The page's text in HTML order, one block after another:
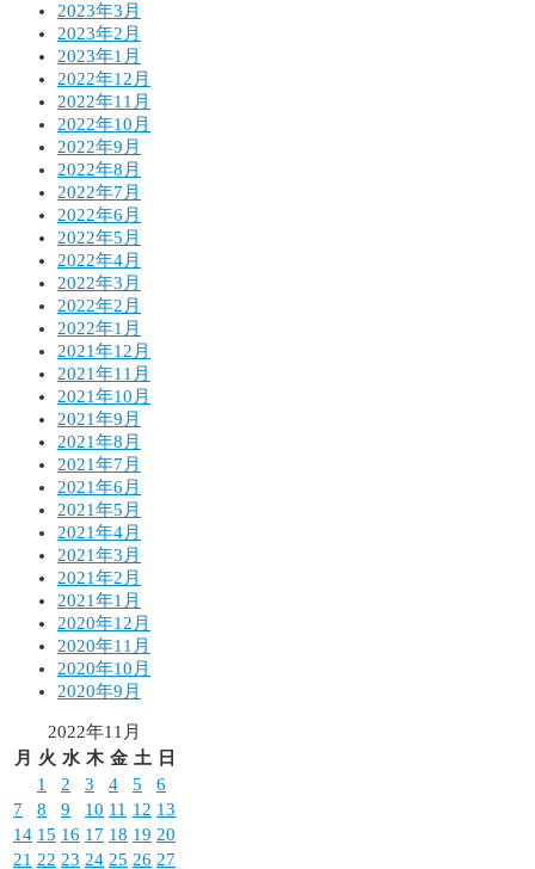
2023年3月
2023年2月
2023年1月
2022年12月
2022年11月
2022年10月
2022年9月
2022年8月
2022年7月
2022年6月
2022年5月
2022年4月
2022年3月
2022年2月
2022年1月
2021年12月
2021年11月
2021年10月
2021年9月
2021年8月
2021年7月
2021年6月
2021年5月
2021年4月
2021年3月
2021年2月
2021年1月
2020年12月
2020年11月
2020年10月
2020年9月
2022年11月
月
火 水 木 金 土 日
1
2 3 4 5
6
7
8 9 10 11 12 13
14 15 16 17 18 19 20
21 22 23 24 25 26 27